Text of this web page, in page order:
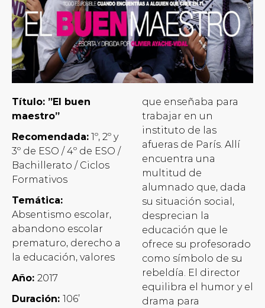
Título: ”El buen
maestro”
Recomendada: 1º, 2º y
3º de ESO / 4º de ESO /
Bachillerato / Ciclos
Formativos
Temática:
Absentismo escolar,
abandono escolar
prematuro, derecho a
la educación, valores
Año: 2017
Duración: 106’
que enseñaba para
trabajar en un
instituto de las
afueras de París. Allí
encuentra una
multitud de
alumnado que, dada
su situación social,
desprecian la
educación que le
ofrece su profesorado
como símbolo de su
rebeldía. El director
equilibra el humor y el
drama para